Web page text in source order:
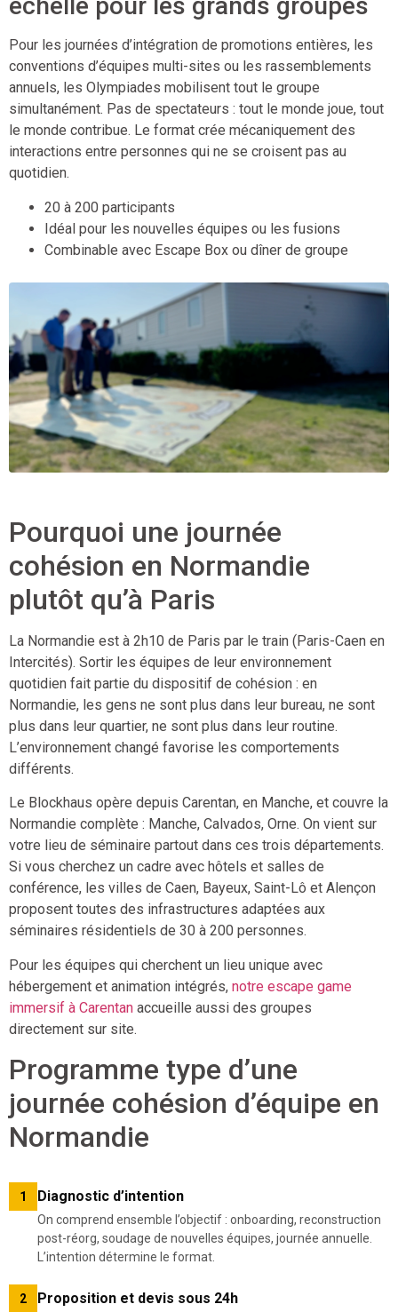
échelle pour les grands groupes
Pour les journées d’intégration de promotions entières, les
conventions d’équipes multi-sites ou les rassemblements
annuels, les Olympiades mobilisent tout le groupe
simultanément. Pas de spectateurs : tout le monde joue, tout
le monde contribue. Le format crée mécaniquement des
interactions entre personnes qui ne se croisent pas au
quotidien.
20 à 200 participants
Idéal pour les nouvelles équipes ou les fusions
Combinable avec Escape Box ou dîner de groupe
Pourquoi une journée
cohésion en Normandie
plutôt qu’à Paris
La Normandie est à 2h10 de Paris par le train (Paris-Caen en
Intercités). Sortir les équipes de leur environnement
quotidien fait partie du dispositif de cohésion : en
Normandie, les gens ne sont plus dans leur bureau, ne sont
plus dans leur quartier, ne sont plus dans leur routine.
L’environnement changé favorise les comportements
différents.
Le Blockhaus opère depuis Carentan, en Manche, et couvre la
Normandie complète : Manche, Calvados, Orne. On vient sur
votre lieu de séminaire partout dans ces trois départements.
Si vous cherchez un cadre avec hôtels et salles de
conférence, les villes de Caen, Bayeux, Saint-Lô et Alençon
proposent toutes des infrastructures adaptées aux
séminaires résidentiels de 30 à 200 personnes.
Pour les équipes qui cherchent un lieu unique avec
hébergement et animation intégrés, notre escape game
immersif à Carentan accueille aussi des groupes
directement sur site.
Programme type d’une
journée cohésion d’équipe en
Normandie
1 Diagnostic d’intention
On comprend ensemble l’objectif : onboarding, reconstruction
post-réorg, soudage de nouvelles équipes, journée annuelle.
L’intention détermine le format.
2 Proposition et devis sous 24h